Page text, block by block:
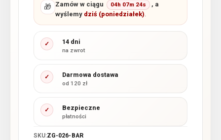
🎁 Zamów w ciągu 04h 07m 24s
, a
wyślemy dziś (poniedziałek).
✓ 14 dni
na zwrot
✓ Darmowa dostawa
od 120 zł
✓ Bezpieczne
płatności
SKU:ZG-026-BAR